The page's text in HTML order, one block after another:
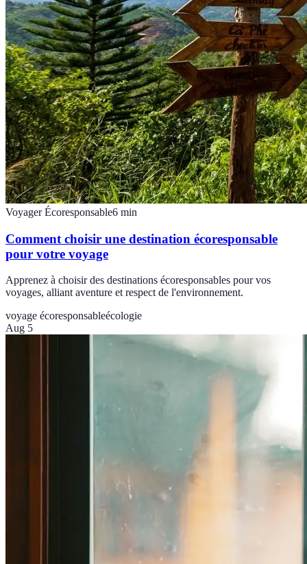
Voyager Écoresponsable6 min
Comment choisir une destination écoresponsable
pour votre voyage
Apprenez à choisir des destinations écoresponsables pour vos
voyages, alliant aventure et respect de l'environnement.
voyage écoresponsableécologie
Aug 5